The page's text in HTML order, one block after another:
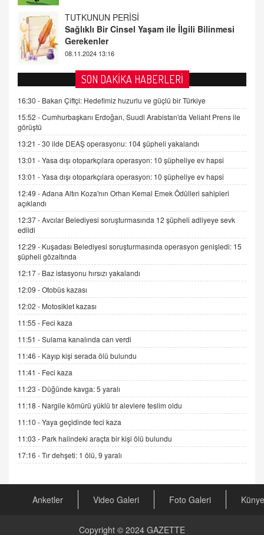
FARUK ÖNALAN
Tezkere Onaylanmasaydı…
2 Kasım 2021 Salı 00:11
AV. DOĞAN CAN DOĞAN
Kişisel verilerin korunması ve dijital hukukun
gelişimi
15.09.2025 16:17
SEHER EREK
Kış Ayları Geldi, Hangi Önlemler Alınmalı?
9.12.2025 10:11
İNCİ GÜL AKÖL
06.07.2026 13:00
ADEM AKÖL
Esed Destekçilerinin Yüzüne Vurulan Şamar:
Sednaya
11.12.2024 12:30
DR. EKREM ASLAN
Gerçek Ne, Algı Ne? "Beraber Yürüyoruz"
Cümlesinin Peşinden
19.07.2025 12:45
GÖNÜL MENEKŞE
Şifacının Yolu
04.11.2025 12:56
AV. RÜMEYSA ÖZKALE
Kira Uyuşmazlıklarında Dava Açmadan Önce
Arabulucuya Başvuru Şartı
CAN UĞURATEŞ
Değişen yapısıyla Suriye
SON DAKİKA HABERLERİ
16:30 - Bakan Çiftçi: Hedefimiz huzurlu ve güçlü bir Türkiye
15:52 -Cumhurbaşkanı Erdoğan, Suudi Arabistan'da Veliaht Prens ile
görüştü
13:21 -30 ilde DEAŞ operasyonu: 104 şüpheli yakalandı
13:01 -Yasa dışı otoparkçılara operasyon: 10 şüpheliye ev hapsi
13:01 -Yasa dışı otoparkçılara operasyon: 10 şüpheliye ev hapsi
12:49 -Adana Altın Koza'nın Orhan Kemal Emek Ödülleri sahipleri
açıklandı
12:37 -Avcılar Belediyesi soruşturmasında 12 şüpheli adliyeye sevk
edildi
12:29 - Kuşadası Belediyesi soruşturmasında operasyon genişledi: 15
şüpheli gözaltında
12:17 - Baz istasyonu hırsızı yakalandı
12:09 -Otobüs kazası
12:02 - Motosiklet kazası
11:55 - Feci kaza
11:51 -Sulama kanalında can verdi
11:46 - Kayıp kişi serada ölü bulundu
11:41 - Feci kaza
11:23 - Düğünde kavga: 5 yaralı
11:18 - Nargile kömürü yüklü tır alevlere teslim oldu
11:10 -Yaya geçidinde feci kaza
11:03 - Park halindeki araçta bir kişi ölü bulundu
17:16 -Tır dehşeti: 1 ölü, 9 yaralı
Anketler Video Galeri Foto Galeri Künye
Copyright © 2024 GAZETTE